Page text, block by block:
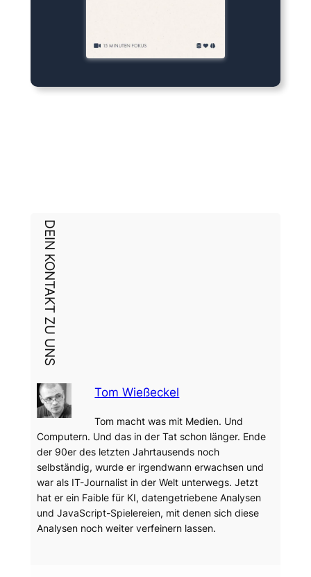
DEIN KONTAKT ZU UNS
Tom Wießeckel
Tom macht was mit Medien. Und
Computern. Und das in der Tat schon länger. Ende
der 90er des letzten Jahrtausends noch
selbständig, wurde er irgendwann erwachsen und
war als IT-Journalist in der Welt unterwegs. Jetzt
hat er ein Faible für KI, datengetriebene Analysen
und JavaScript-Spielereien, mit denen sich diese
Analysen noch weiter verfeinern lassen.